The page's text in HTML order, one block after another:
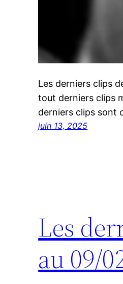
Les derniers clips
tout derniers clips
derniers clips sont
juin 13, 2025
Les
au 09/